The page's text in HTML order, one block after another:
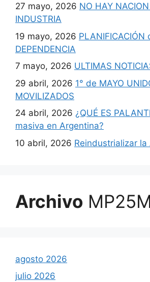
27 mayo, 2026 NO HAY
INDUSTRIA
19 mayo, 2026 PLANIFICACIÓN
DEPENDENCIA
7 mayo, 2026 ULTIMAS
29 abril, 2026 1° de MAYO
MOVILIZADOS
24 abril, 2026 ¿QUÉ ES
masiva en Argentina?
10 abril, 2026 Reindustrializar la
Archivo MP25M
agosto 2026
julio 2026